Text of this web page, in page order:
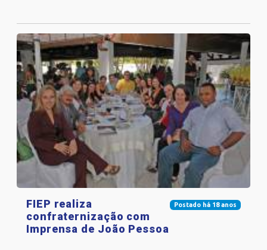
Postado há 18 anos
FIEP realiza
confraternização com
Imprensa de João Pessoa